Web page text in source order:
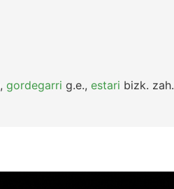
, gordegarri g.e., estari bizk. zah.